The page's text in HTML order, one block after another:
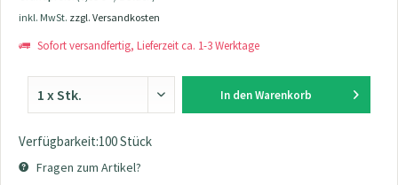
inkl. MwSt. zzgl. Versandkosten
Sofort versandfertig, Lieferzeit ca. 1-3 Werktage
In den Warenkorb
Verfügbarkeit:100 Stück
Fragen zum Artikel?